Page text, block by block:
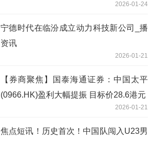
2026-01-24
宁德时代在临汾成立动力科技新公司_播
资讯
2026-01-21
【券商聚焦】国泰海通证券：中国太平
(0966.HK)盈利大幅提振 目标价28.6港元
2026-01-21
焦点短讯！历史首次！中国队闯入U23男